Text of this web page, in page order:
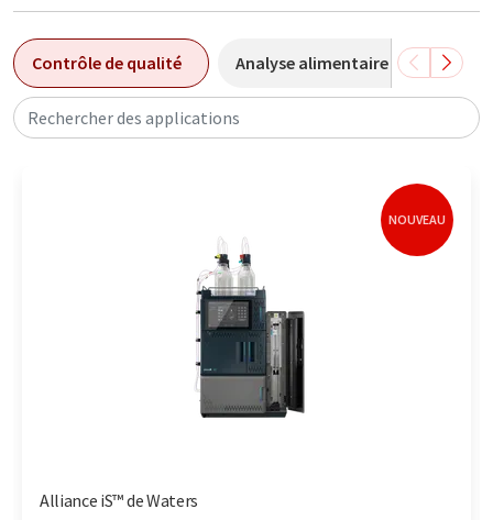
Contrôle de qualité Analyse alimentaire
Rechercher des applications
NOUVEAU
Alliance iS™ de Waters